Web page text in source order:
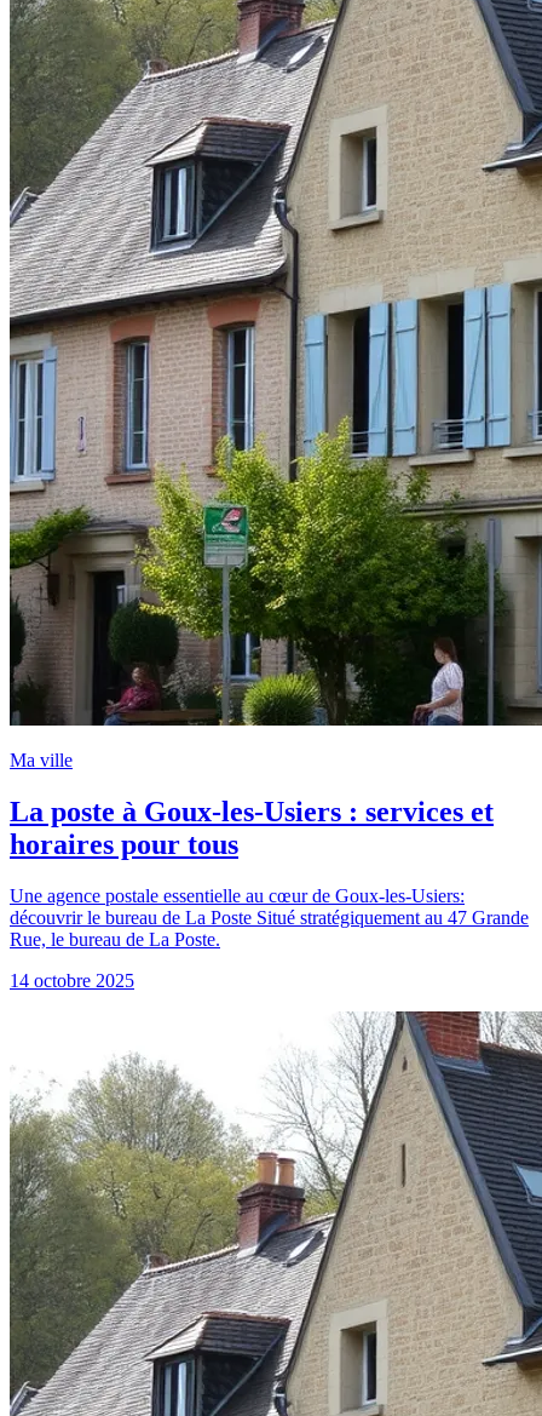
Ma ville
La poste à Goux-les-Usiers : services et
horaires pour tous
Une agence postale essentielle au cœur de Goux-les-Usiers:
découvrir le bureau de La Poste Situé stratégiquement au 47 Grande
Rue, le bureau de La Poste.
14 octobre 2025